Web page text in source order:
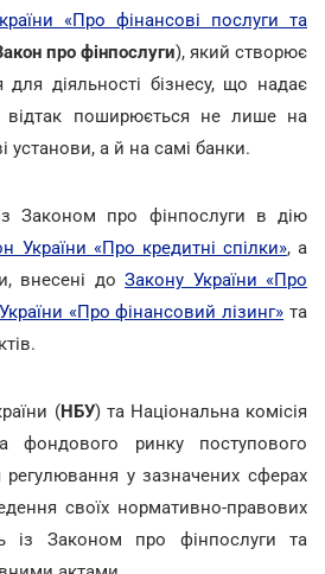
«Про фінансові послуги та
про фінпослуги), який створює
для діяльності бізнесу, що надає
відтак поширюється не лише на
установи, а й на самі банки.
Законом про фінпослуги в дію
України «Про кредитні спілки», а
внесені доЗакону України «Про
«Про фінансовий лізинг» та
(НБУ) та Національна комісія
фондового ринку поступового
у зазначених сферах
своїх нормативно-правових
із Законом про фінпослуги та